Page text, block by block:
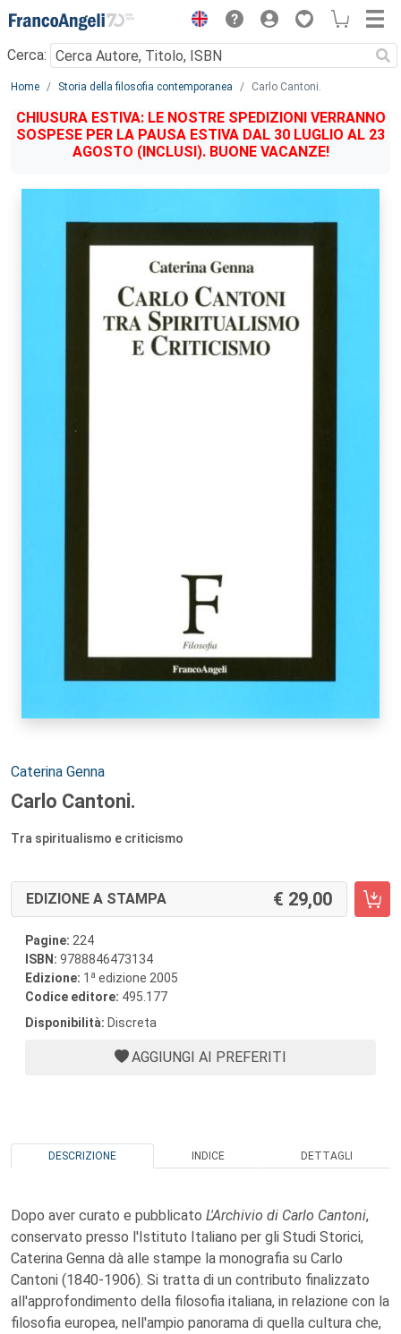
Menu
Cerca:
Main content
Home Storia della filosofia contemporanea Carlo Cantoni.
CHIUSURA ESTIVA: LE NOSTRE SPEDIZIONI VERRANNO
SOSPESE PER LA PAUSA ESTIVA DAL 30 LUGLIO AL 23
AGOSTO (INCLUSI). BUONE VACANZE!
Autori:
Caterina Genna
Carlo Cantoni.
Tra spiritualismo e criticismo
EDIZIONE A STAMPA 29,00
Pagine: 224
ISBN: 9788846473134
Edizione: 1 a edizione 2005
Codice editore: 495.177
Disponibilità: Discreta
AGGIUNGI AI PREFERITI
DESCRIZIONE INDICE DETTAGLI
Dopo aver curato e pubblicato L'Archivio di Carlo Cantoni,
conservato presso l'Istituto Italiano per gli Studi Storici,
Caterina Genna dà alle stampe la monografia su Carlo
Cantoni (1840-1906). Si tratta di un contributo finalizzato
all'approfondimento della filosofia italiana, in relazione con la
filosofia europea, nell'ampio panorama di quella cultura che,